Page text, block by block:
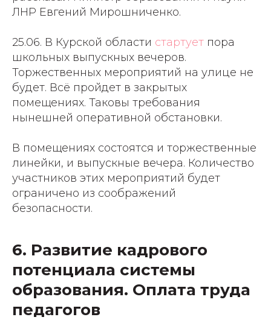
ЛНР Евгений Мирошниченко.
25.06. В Курской области стартует пора
школьных выпускных вечеров.
Торжественных мероприятий на улице не
будет. Всё пройдет в закрытых
помещениях. Таковы требования
нынешней оперативной обстановки.
В помещениях состоятся и торжественные
линейки, и выпускные вечера. Количество
участников этих мероприятий будет
ограничено из соображений
безопасности.
6. Развитие кадрового
потенциала системы
образования. Оплата труда
педагогов